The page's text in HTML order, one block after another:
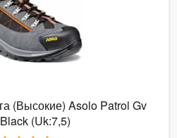
(Высокие) Asolo Patrol Gv
(Uk:7,5)